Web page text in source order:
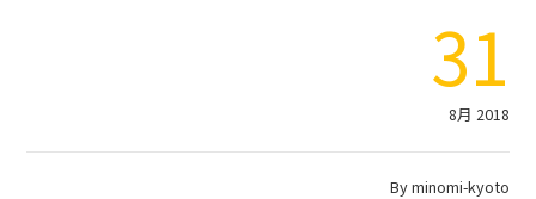
31
8月 2018
Byminomi-kyoto